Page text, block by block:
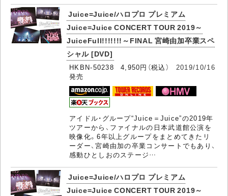
Juice=Juice/ハロプロ プレミアム
Juice=Juice CONCERT TOUR 2019～
JuiceFull!!!!!!!～FINAL 宮崎由加卒業スペ
シャル [DVD]
HKBN-50238 4,950円（税込） 2019/10/16
発売
アイドル・グループ“Juice＝Juice”の2019年
ツアーから、ファイナルの日本武道館公演を
映像化。6年以上グループをまとめてきたリ
ーダー、宮崎由加の卒業コンサートでもあり、
感動ひとしおのステージ…
Juice=Juice/ハロプロ プレミアム
Juice=Juice CONCERT TOUR 2019～